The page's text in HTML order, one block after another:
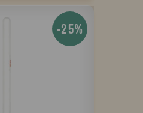
-25%